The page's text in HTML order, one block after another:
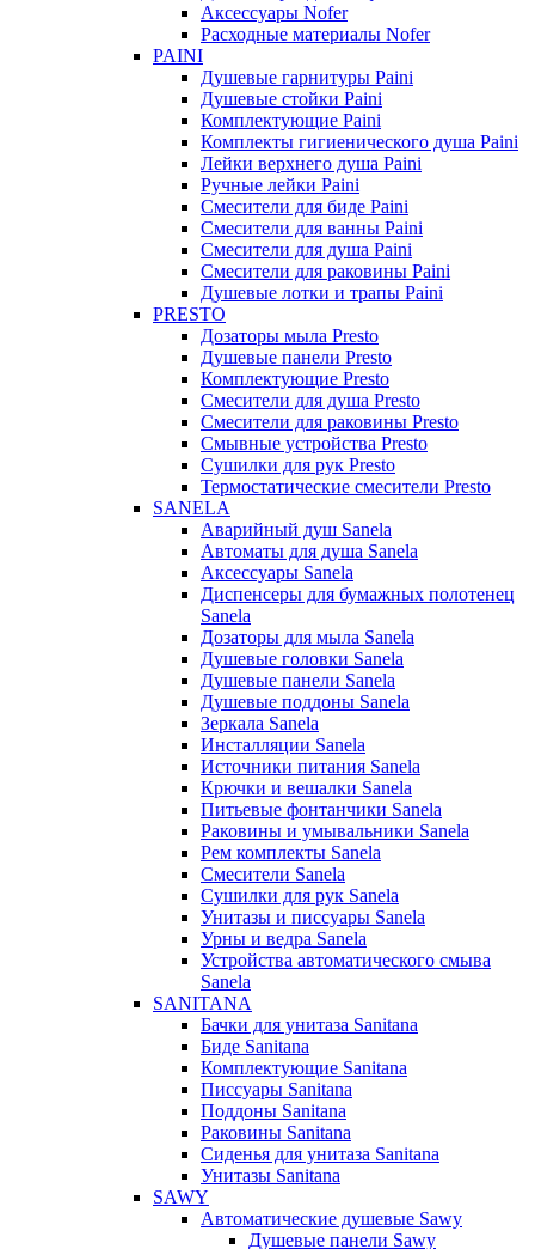
Аксессуары Nofer
Расходные материалы Nofer
PAINI
Душевые гарнитуры Paini
Душевые стойки Paini
Комплектующие Paini
Комплекты гигиенического душа Paini
Лейки верхнего душа Paini
Ручные лейки Paini
Смесители для биде Paini
Смесители для ванны Paini
Смесители для душа Paini
Смесители для раковины Paini
Душевые лотки и трапы Paini
PRESTO
Дозаторы мыла Presto
Душевые панели Presto
Комплектующие Presto
Смесители для душа Presto
Смесители для раковины Presto
Смывные устройства Presto
Сушилки для рук Presto
Термостатические смесители Presto
SANELA
Аварийный душ Sanela
Автоматы для душа Sanela
Аксессуары Sanela
Диспенсеры для бумажных полотенец
Sanela
Дозаторы для мыла Sanela
Душевые головки Sanela
Душевые панели Sanela
Душевые поддоны Sanela
Зеркала Sanela
Инсталляции Sanela
Источники питания Sanela
Крючки и вешалки Sanela
Питьевые фонтанчики Sanela
Раковины и умывальники Sanela
Рем комплекты Sanela
Смесители Sanela
Сушилки для рук Sanela
Унитазы и писсуары Sanela
Урны и ведра Sanela
Устройства автоматического смыва
Sanela
SANITANA
Бачки для унитаза Sanitana
Биде Sanitana
Комплектующие Sanitana
Писсуары Sanitana
Поддоны Sanitana
Раковины Sanitana
Сиденья для унитаза Sanitana
Унитазы Sanitana
SAWY
Автоматические душевые Sawy
Душевые панели Sawy